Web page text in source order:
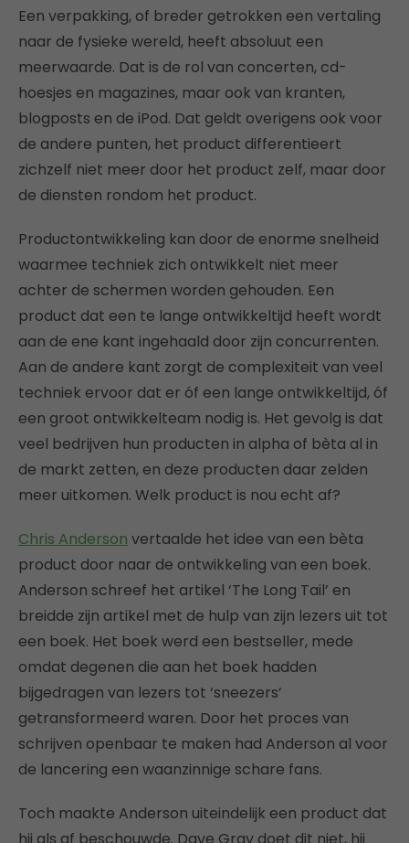
Een verpakking, of breder getrokken een vertaling
naar de fysieke wereld, heeft absoluut een
meerwaarde. Dat is de rol van concerten, cd-
hoesjes en magazines, maar ook van kranten,
blogposts en de iPod. Dat geldt overigens ook voor
de andere punten, het product differentieert
zichzelf niet meer door het product zelf, maar door
de diensten rondom het product.
Productontwikkeling kan door de enorme snelheid
waarmee techniek zich ontwikkelt niet meer
achter de schermen worden gehouden. Een
product dat een te lange ontwikkeltijd heeft wordt
aan de ene kant ingehaald door zijn concurrenten.
Aan de andere kant zorgt de complexiteit van veel
techniek ervoor dat er óf een lange ontwikkeltijd, óf
een groot ontwikkelteam nodig is. Het gevolg is dat
veel bedrijven hun producten in alpha of bèta al in
de markt zetten, en deze producten daar zelden
meer uitkomen. Welk product is nou echt af?
Chris Anderson vertaalde het idee van een bèta
product door naar de ontwikkeling van een boek.
Anderson schreef het artikel ‘The Long Tail’ en
breidde zijn artikel met de hulp van zijn lezers uit tot
een boek. Het boek werd een bestseller, mede
omdat degenen die aan het boek hadden
bijgedragen van lezers tot ‘sneezers’
getransformeerd waren. Door het proces van
schrijven openbaar te maken had Anderson al voor
de lancering een waanzinnige schare fans.
Toch maakte Anderson uiteindelijk een product dat
hij als af beschouwde. Dave Gray doet dit niet, hij